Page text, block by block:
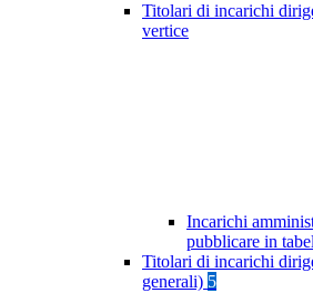
Titolari di incarichi
vertice
Incarichi
pubblicare in
Titolari di incarichi
generali) 5